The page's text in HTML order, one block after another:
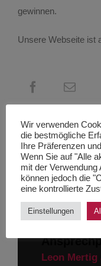
NewKammer
Praktisches Jahr
Projekt
Regionalvernetzung
Uni hilft!
Viola –
gewinnen.
Unsere Webseite ist
Paula
Leon
Wir verwenden
die bestmögliche
Ihre Präferenzen
Wenn Sie auf "Alle
mit der
können jedoch die
eine kontrollierte
Einstellungen